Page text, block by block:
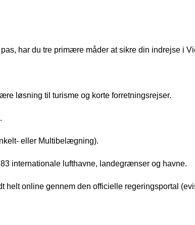
har du tre primære måder at sikre din indrejse i
løsning til turisme og korte forretningsrejser.
eller Multibelægning).
internationale lufthavne, landegrænser og havne.
helt online gennem den officielle regeringsportal